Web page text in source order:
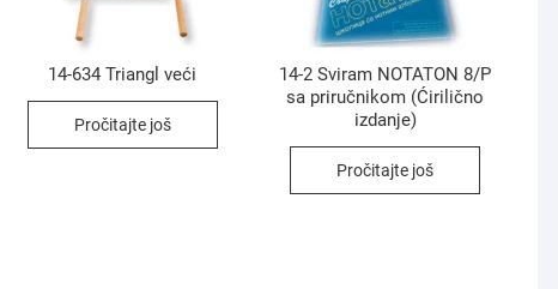
14-634 Triangl veći
Pročitajte još
14-2 Sviram NOTATON 8/P
sa priručnikom (Ćirilično
izdanje)
Pročitajte još